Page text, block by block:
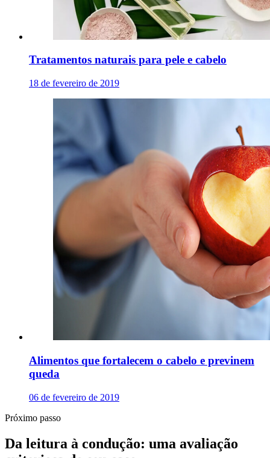
Tratamentos naturais para pele e cabelo
18 de fevereiro de 2019
Alimentos que fortalecem o cabelo e previnem
queda
06 de fevereiro de 2019
Próximo passo
Da leitura à condução: uma avaliação